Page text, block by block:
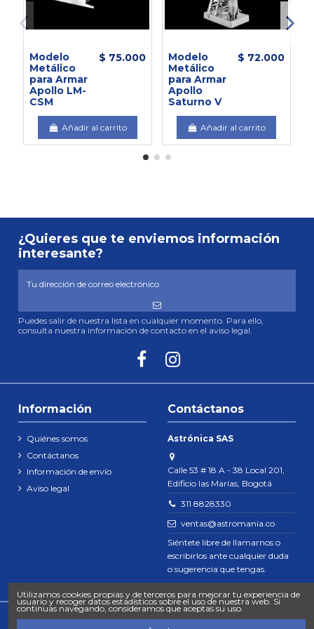
Modelo
Metálico
para Armar
Apollo LM-
CSM
$ 75.000
Añadir al carrito
Modelo
Metálico
para Armar
Apollo
Saturno V
$ 72.000
Añadir al carrito
¿Quieres que te enviemos información
interesante?
Puedes salir de nuestra lista en cualquier momento. Para ello,
consulta nuestra información de contacto en el aviso legal.
Información
Quiénes somos
Contáctanos
Información de envío
Aviso legal
Contáctanos
Astrónica SAS
Calle 53 # 18 A - 38 Local 201,
Edificio las Marías, Bogotá
311 8828330
ventas@astromania.co
Siéntete libre de llamarnos o
escribirlos ante cualquier duda
o sugerencia que tengas.
Utilizamos cookies propias y de terceros para mejorar tu experiencia de
usuario y recoger datos estadísticos sobre el uso de nuestra web. Si
continuas navegando, consideramos que aceptas su uso.